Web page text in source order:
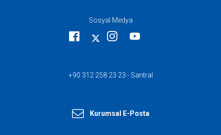
Sosyal Medya
+90 312 258 23 23 - Santral
Kurumsal E-Posta